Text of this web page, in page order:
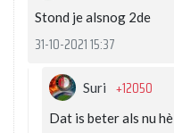
Stond je alsnog 2de
31-10-2021 15:37
Suri +12050
Dat is beter als nu hè